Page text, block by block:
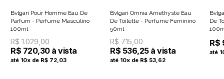
Bvlgari Pour Homme Eau De
Parfum - Perfume Masculino
100ml
R$ 1.029,00
R$ 720,30 à vista
até 10x de R$ 72,03
Bvlgari Omnia Amethyste Eau
De Toilette - Perfume Feminino
50ml
R$ 715,00
R$ 536,25 à vista
até 10x de R$ 53,62
De
R$
até